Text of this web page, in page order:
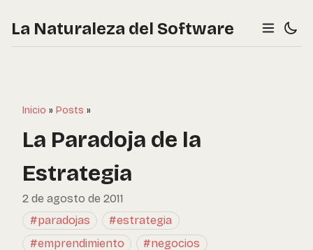
La Naturaleza del Software
Inicio » Posts »
La Paradoja de la
Estrategia
2 de agosto de 2011
#paradojas
#estrategia
#emprendimiento
#negocios